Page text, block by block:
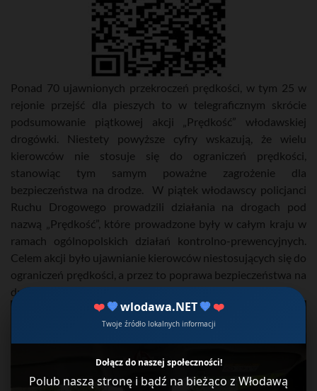
❤️ 💙wlodawa.NET 💙❤️
Twoje źródło lokalnych informacji
Dołącz do naszej społeczności!
Polub naszą stronę i bądź na bieżąco z Włodawą
Ponad 70 ujawnionych przekroczeń prędkości, w tym 25 w
rejonie przejść dla pieszych to w telegraficznym skrócie
podsumowanie piątkowej akcji „Prędkość” włodawskiej
drogówki. Niestety powyższe cyfry wskazują, że wielu
kierowców nie stosuje się do ograniczeń prędkości,
stanowiąc tym samym poważne zagrożenie dla
bezpieczeństwa na drodze. W piątek włodawscy policjanci
Ruchu Drogowego prowadzili działania na drogach pod
nazwą „Prędkość”, które prowadzone były w całym kraju w
ramach ogólnopolskich działań kontrolno-prewencyjnych.
Celem akcji było ujawnianie kierowców niestosujących się do
ograniczeń prędkości, a przez to poprawa bezpieczeństwa na
drogach.